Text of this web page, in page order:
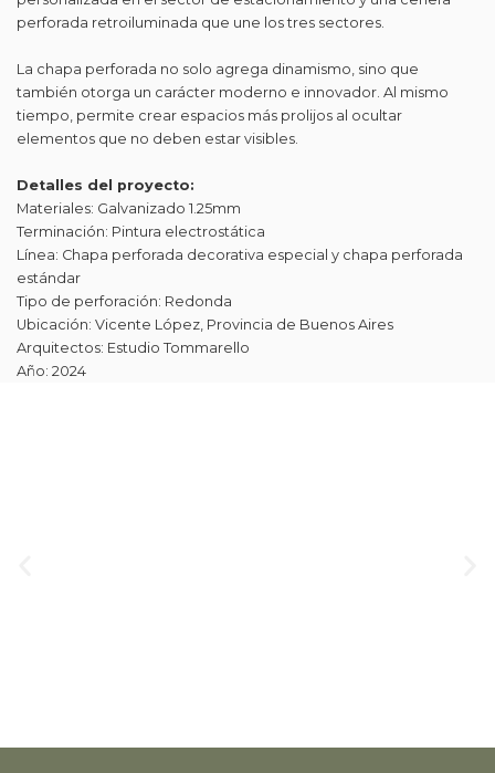
perforada retroiluminada que une los tres sectores.
La chapa perforada no solo agrega dinamismo, sino que
también otorga un carácter moderno e innovador. Al mismo
tiempo, permite crear espacios más prolijos al ocultar
elementos que no deben estar visibles.
Detalles del proyecto:
Materiales: Galvanizado 1.25mm
Terminación: Pintura electrostática
Línea: Chapa perforada decorativa especial y chapa perforada
estándar
Tipo de perforación: Redonda
Ubicación: Vicente López, Provincia de Buenos Aires
Arquitectos: Estudio Tommarello
Año: 2024